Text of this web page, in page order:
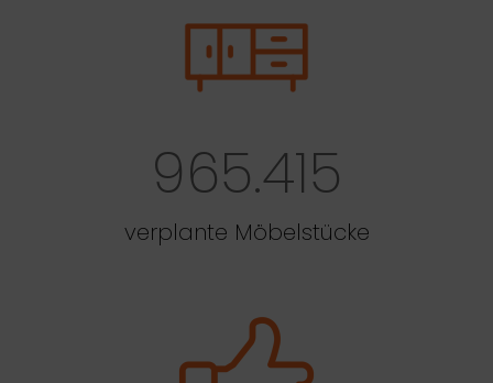
965.415
verplante Möbelstücke